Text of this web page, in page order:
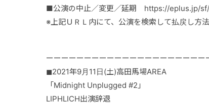
■公演の中止／変更／延期 https://eplus.jp/
※上記ＵＲＬ内にて、公演を検索して払戻し方
ーーーーーーーーーーーーーーーーーーーー
◼︎2021年9月11日(土)高田馬場AREA
「Midnight Unplugged #2」
LIPHLICH出演辞退